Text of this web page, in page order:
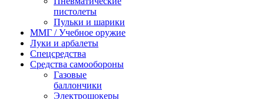
пистолеты
Пульки и шарики
ММГ / Учебное оружие
Луки и арбалеты
Спецсредства
Средства самообороны
Газовые
баллончики
Электрошокеры